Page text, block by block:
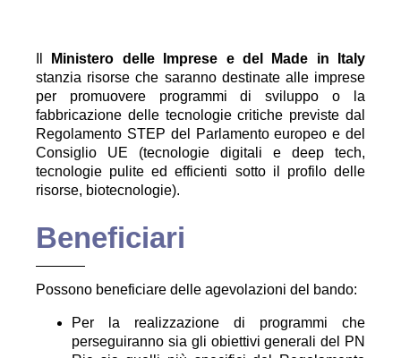
Ministero delle Imprese e del Made in Italy
stanzia risorse che saranno destinate alle imprese
per promuovere programmi di sviluppo o la
fabbricazione delle tecnologie critiche previste dal
Regolamento STEP del Parlamento europeo e del
Consiglio UE (tecnologie digitali e deep tech,
tecnologie pulite ed efficienti sotto il profilo delle
risorse, biotecnologie).
Beneficiari
Possono beneficiare delle agevolazioni del bando:
Per la realizzazione di programmi che
perseguiranno sia gli obiettivi generali del PN